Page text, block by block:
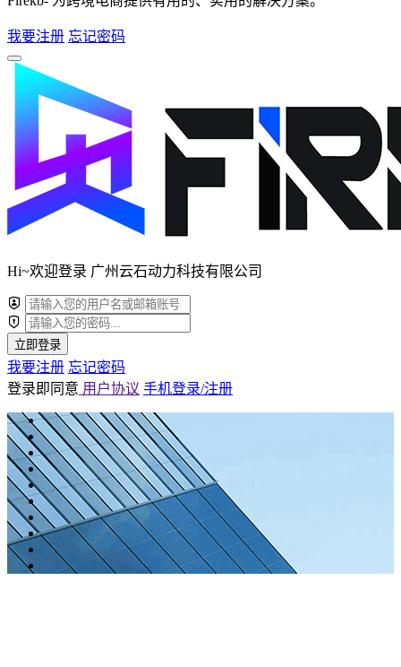
我要注册 忘记密码
Hi~欢迎登录 广州云石动力科技有限公司
立即登录
我要注册 忘记密码
登录即同意 用户协议 手机登录/注册